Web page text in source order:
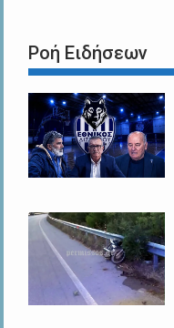
Ροή Ειδήσεων